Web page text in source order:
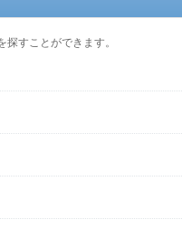
すことができます。